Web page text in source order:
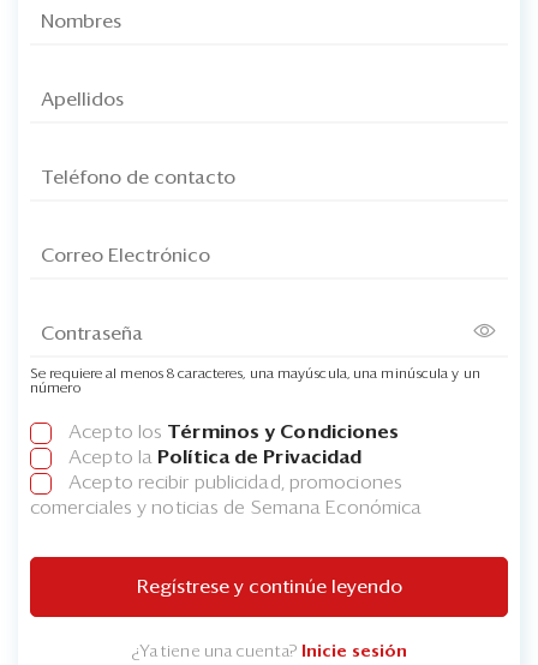
Se requiere al menos 8 caracteres, una mayúscula, una minúscula y un
número
Acepto los Términos y Condiciones
Acepto la Política de Privacidad
Acepto recibir publicidad, promociones
comerciales y noticias de Semana Económica
Regístrese y continúe leyendo
¿Ya tiene una cuenta? Inicie sesión